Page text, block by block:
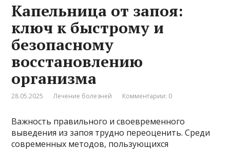
Капельница от запоя:
ключ к быстрому и
безопасному
восстановлению
организма
28.05.2025 Лечение болезней Комментарии: 0
Важность правильного и своевременного
выведения из запоя трудно переоценить. Среди
современных методов, пользующихся